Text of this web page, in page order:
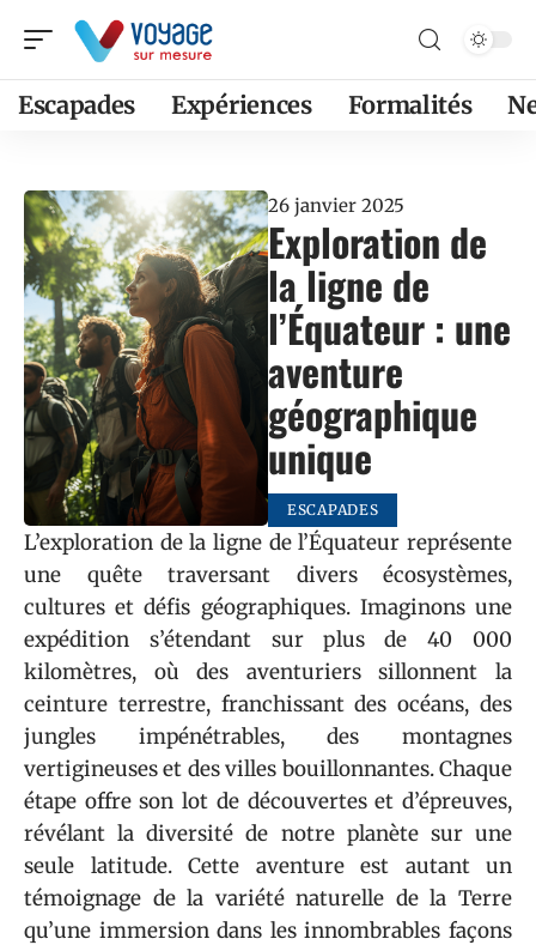
Escapades Expériences Formalités
26 janvier 2025
Exploration de
la ligne de
l’Équateur : une
aventure
géographique
unique
ESCAPADES
L’exploration de la ligne de l’Équateur représente
une quête traversant divers écosystèmes,
cultures et défis géographiques. Imaginons une
expédition s’étendant sur plus de 40 000
kilomètres, où des aventuriers sillonnent la
ceinture terrestre, franchissant des océans, des
jungles impénétrables, des montagnes
vertigineuses et des villes bouillonnantes. Chaque
étape offre son lot de découvertes et d’épreuves,
révélant la diversité de notre planète sur une
seule latitude. Cette aventure est autant un
témoignage de la variété naturelle de la Terre
qu’une immersion dans les innombrables façons